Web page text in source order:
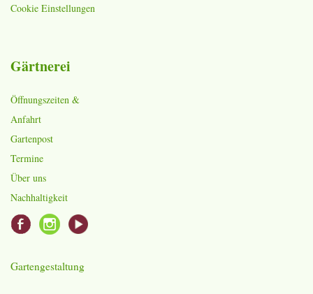
Cookie Einstellungen
Gärtnerei
Öffnungszeiten &
Anfahrt
Gartenpost
Termine
Über uns
Nachhaltigkeit
Gartengestaltung